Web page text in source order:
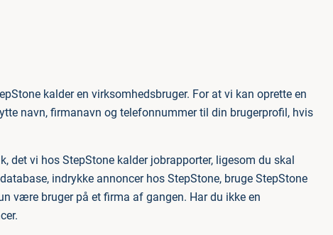
kalder en virksomhedsbruger. For at vi kan oprette en
navn, firmanavn og telefonnummer til din brugerprofil, hvis
vi hos StepStone kalder jobrapporter, ligesom du skal
indrykke annoncer hos StepStone, bruge StepStone
være bruger på et firma af gangen. Har du ikke en